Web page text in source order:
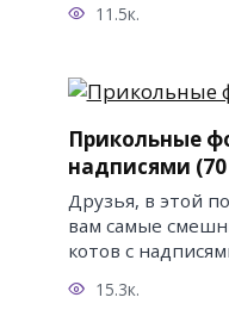
11.5к.
Прикольные
надписями
Друзья, в этой
вам самые
котов с
15.3к.